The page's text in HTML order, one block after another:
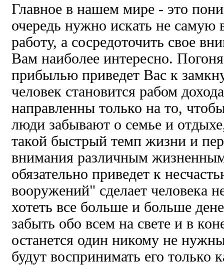
Главное в нашем мире - это
очередь нужно искать не самую
работу, а сосредоточить свое
Вам наиболее интересно.
прибылью приведет Вас к
человек становится рабом
направленны только на то,
люди забывают о семье и
такой быстрый темп жизни и
внимания различным
обязательно приведет к
вооружений" сделает человека
хотеть все больше и больше
забыть обо всем на свете и в
останется один никому не
будут воспринимать его